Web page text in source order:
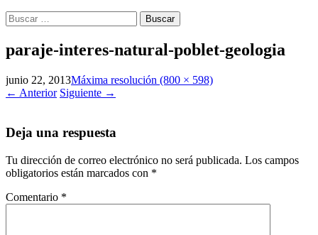
Buscar:
paraje-interes-natural-poblet-geologia
junio 22, 2013Máxima resolución (800 × 598)
← Anterior Siguiente →
Deja una respuesta
Tu dirección de correo electrónico no será publicada. Los campos
obligatorios están marcados con *
Comentario *